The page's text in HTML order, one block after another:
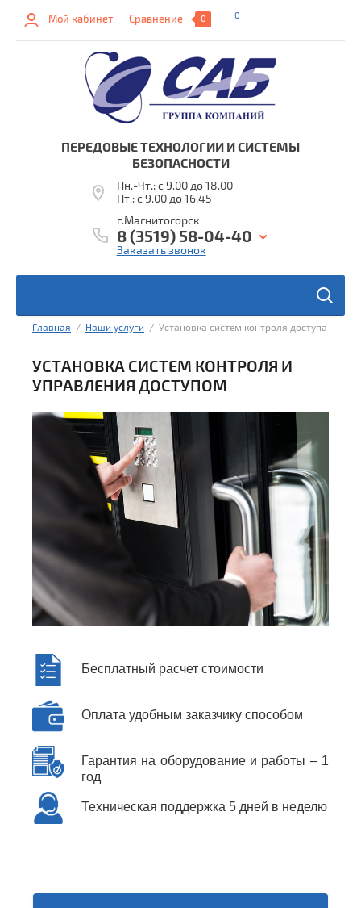
Мой кабинет Сравнение 0 0
ПЕРЕДОВЫЕ ТЕХНОЛОГИИ И СИСТЕМЫ
БЕЗОПАСНОСТИ
Пн.-Чт.: с 9.00 до 18.00
Пт.: с 9.00 до 16.45
г.Магнитогорск
8 (3519) 58-04-40
Заказать звонок
Главная
  /
Наши услуги
  /  Установка систем контроля доступа
УСТАНОВКА СИСТЕМ КОНТРОЛЯ И
УПРАВЛЕНИЯ ДОСТУПОМ
Бесплатный расчет стоимости
Оплата удобным заказчику способом
Гарантия на оборудование и работы – 1
год
Техническая поддержка 5 дней в неделю